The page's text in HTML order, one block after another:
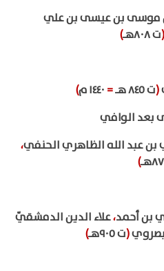
موسى بن عيسى بن علي
(ت ٨٠٨هـ
)
(ت ٨٤٥ هـ =
)
بعد الوافي
عبد الله الظاهري الحنفي،
)
بن أحمد،علاء الدين الدمشقيّ
(ت ٩٠٥هـ
)